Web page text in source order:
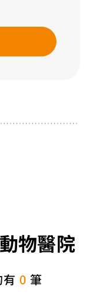
物醫院
0 筆